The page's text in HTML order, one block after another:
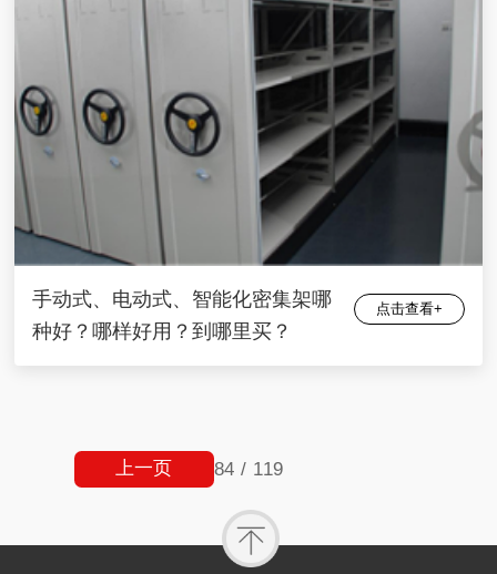
手动式、电动式、智能化密集架哪
种好？哪样好用？到哪里买？
点击查看+
84 / 119
上一页